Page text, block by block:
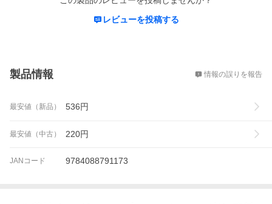
レビューを投稿する
製品情報 情報の誤りを報告
最安値（新品） 536円
最安値（中古） 220円
JANコード 9784088791173